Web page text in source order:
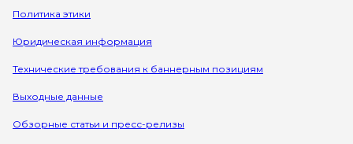
Политика этики
Юридическая информация
Технические требования к баннерным позициям
Выходные данные
Обзорные статьи и пресс-релизы